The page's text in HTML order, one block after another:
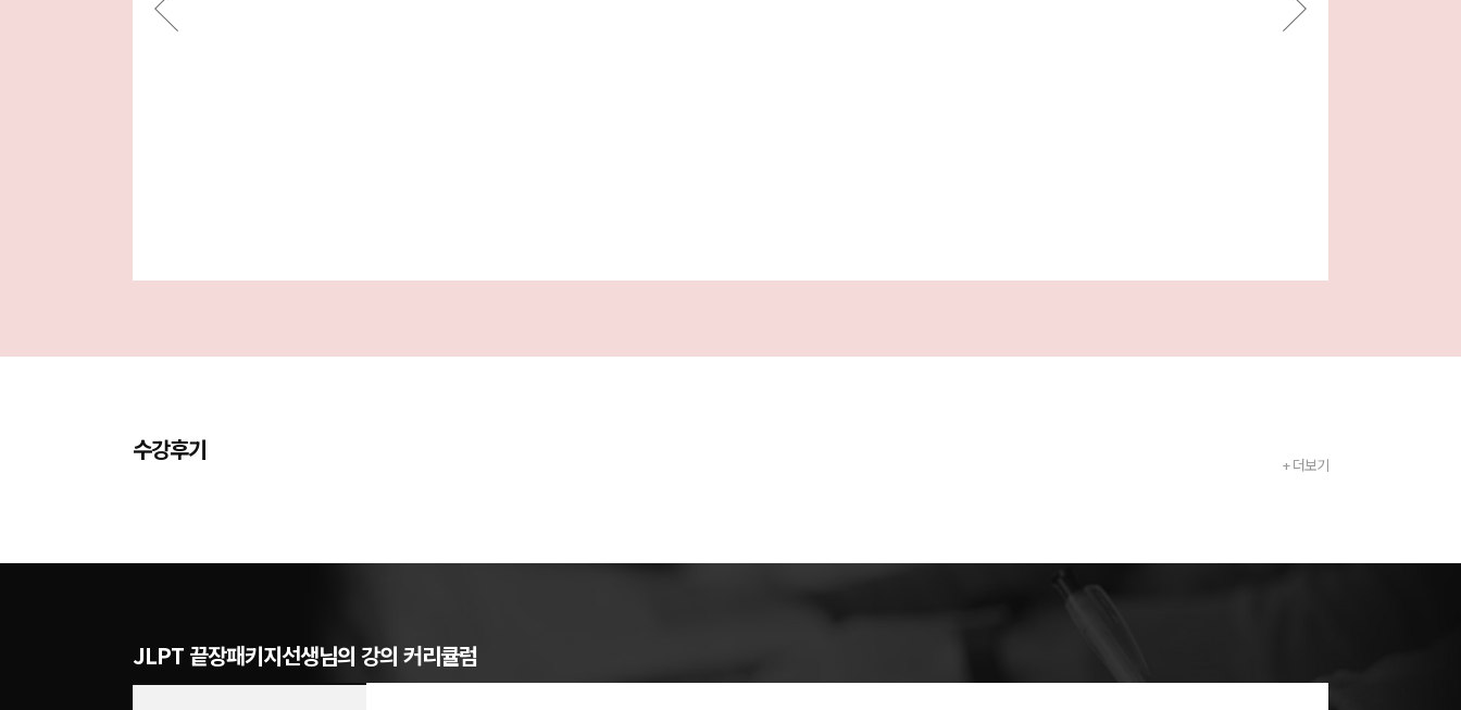
수강후기
+ 더보기
JLPT 끝장패키지선생님의 강의 커리큘럼